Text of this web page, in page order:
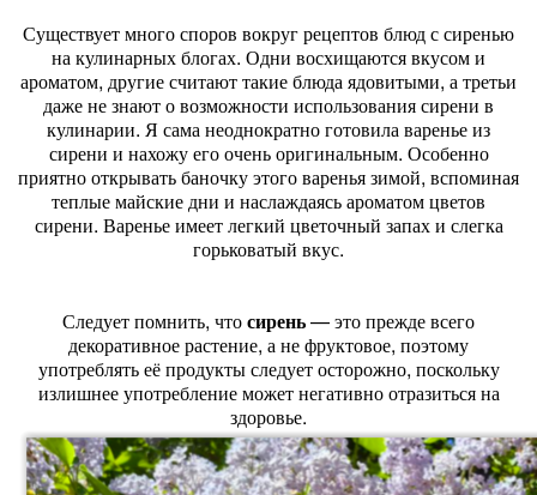
Существует много споров вокруг рецептов блюд с сиренью
на кулинарных блогах. Одни восхищаются вкусом и
ароматом, другие считают такие блюда ядовитыми, а третьи
даже не знают о возможности использования сирени в
кулинарии. Я сама неоднократно готовила варенье из
сирени и нахожу его очень оригинальным. Особенно
приятно открывать баночку этого варенья зимой, вспоминая
теплые майские дни и наслаждаясь ароматом цветов
сирени. Варенье имеет легкий цветочный запах и слегка
горьковатый вкус.
Следует помнить, чтосирень— это прежде всего
декоративное растение, а не фруктовое, поэтому
употреблять её продукты следует осторожно, поскольку
излишнее употребление может негативно отразиться на
здоровье.